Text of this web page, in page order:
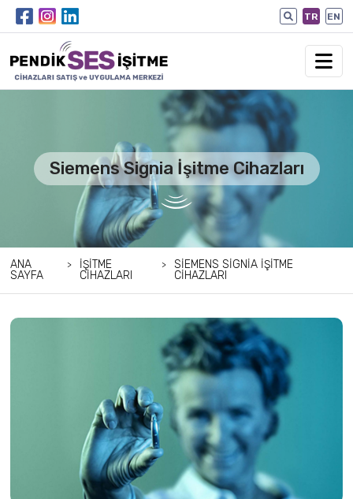
TR EN
Siemens Signia İşitme Cihazları
SIEMENS SIGNIA İŞITME
CIHAZLARI
İŞITME
CIHAZLARI
ANA
SAYFA